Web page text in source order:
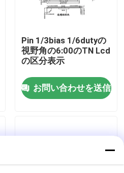
Pin 1/3bias 1/6dutyの
視野角の6:00のTN Lcd
の区分表示
お問い合わせを送信